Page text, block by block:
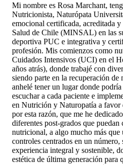
Mi nombre es Rosa Marchant,
Nutricionista, Naturópata
emocional certificada, acreditada
Salud de Chile (MINSAL) en las
deportiva PUC e integrativa y
profesión. Mis comienzos como
Cuidados Intensivos (UCI) en el
años atrás), donde trabajé con
siendo parte en la recuperación de
anhelé tener un lugar donde
escuchar a cada paciente e
en Nutrición y Naturopatía a favor
por esta razón, que me he
diferentes post-grados que
nutricional, a algo mucho más que
controles centrados en un número,
experiencia integral y sostenible,
estética de última generación para